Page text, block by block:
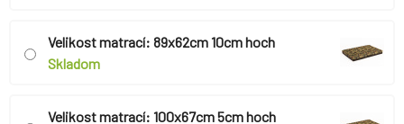
Velikost matrací: 89x62cm 10cm hoch
Skladom
Velikost matrací: 100x67cm 5cm hoch